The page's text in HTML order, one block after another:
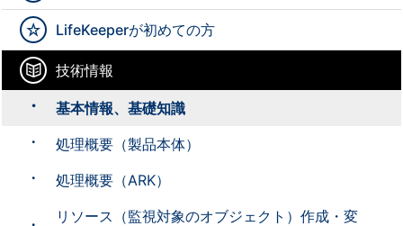
LifeKeeperが初めての方
技術情報
基本情報、基礎知識
処理概要（製品本体）
処理概要（ARK）
リソース（監視対象のオブジェクト）作成・変